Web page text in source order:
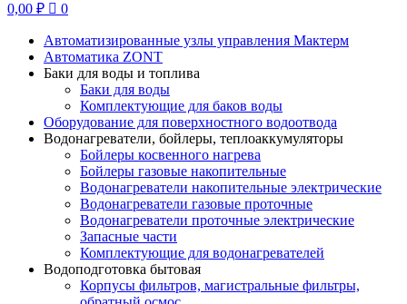
0,00 ₽  0
Автоматизированные узлы управления Мактерм
Автоматика ZONT
Баки для воды и топлива
Баки для воды
Комплектующие для баков воды
Оборудование для поверхностного водоотвода
Водонагреватели, бойлеры, теплоаккумуляторы
Бойлеры косвенного нагрева
Бойлеры газовые накопительные
Водонагреватели накопительные электрические
Водонагреватели газовые проточные
Водонагреватели проточные электрические
Запасные части
Комплектующие для водонагревателей
Водоподготовка бытовая
Корпусы фильтров, магистральные фильтры,